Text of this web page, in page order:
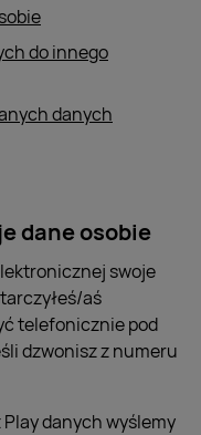
do innego
danych
dane osobie
swoje
aś
telefonicznie pod
dzwonisz z numeru
danych wyślemy